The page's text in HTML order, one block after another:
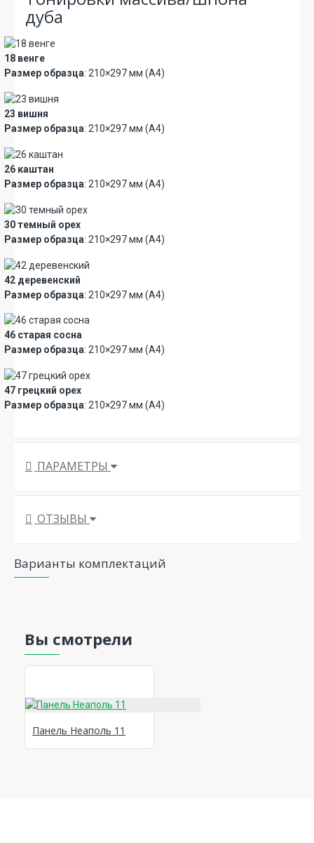
дуба
18 венге
Размер образца: 210×297 мм (А4)
23 вишня
Размер образца: 210×297 мм (А4)
26 каштан
Размер образца: 210×297 мм (А4)
30 темный орех
Размер образца: 210×297 мм (А4)
42 деревенский
Размер образца: 210×297 мм (А4)
46 старая сосна
Размер образца: 210×297 мм (А4)
47 грецкий орех
Размер образца: 210×297 мм (А4)
ПАРАМЕТРЫ
ОТЗЫВЫ
Варианты комплектаций
Вы смотрели
Панель Неаполь 11